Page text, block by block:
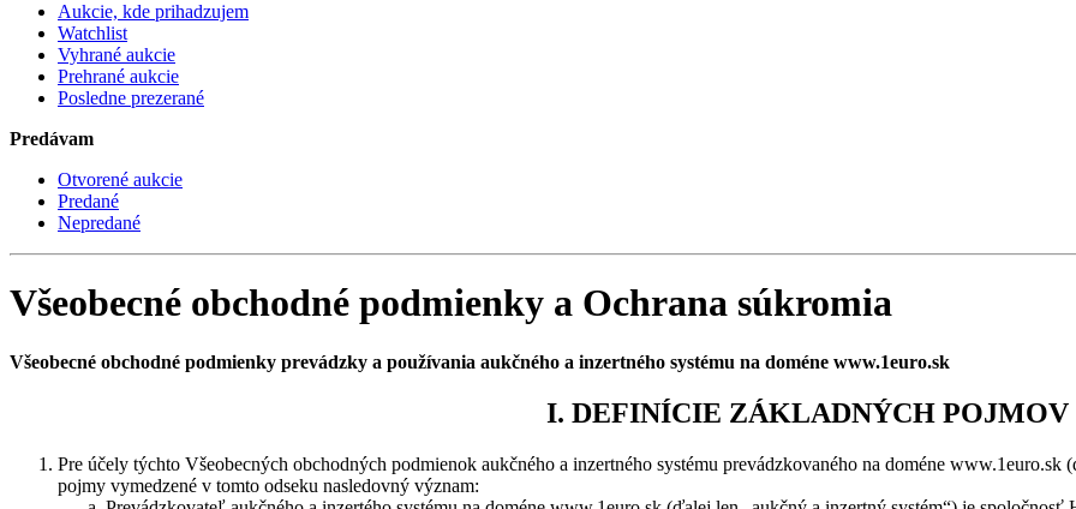
Aukcie, kde prihadzujem
Watchlist
Vyhrané aukcie
Prehrané aukcie
Posledne prezerané
Predávam
Otvorené aukcie
Predané
Nepredané
Všeobecné obchodné podmienky a Ochrana súkromia
Všeobecné obchodné podmienky prevádzky a používania aukčného a inzertného systému na doméne www.1euro.sk
I. DEFINÍCIE ZÁKLADNÝCH POJMOV
Pre účely týchto Všeobecných obchodných podmienok aukčného a inzertného systému prevádzkovaného na doméne
pojmy vymedzené v tomto odseku nasledovný význam: